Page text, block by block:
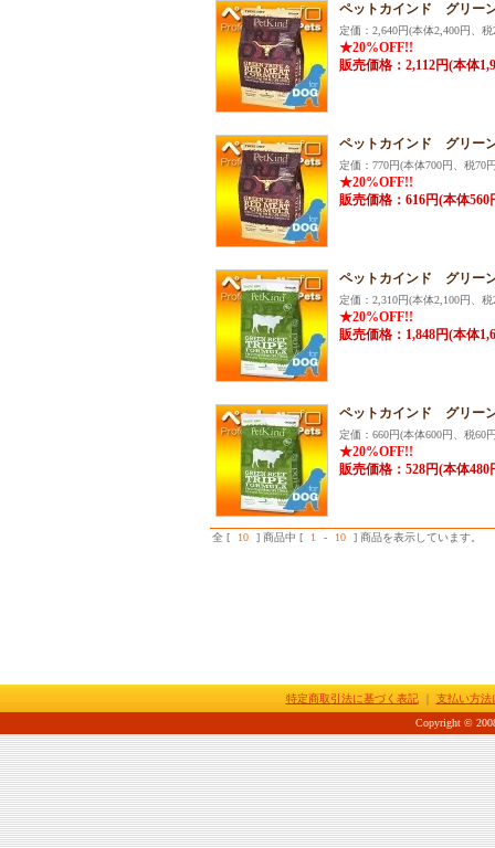
ペットカインド グリー
定価：2,640円(本体2,400円、税
★20%OFF!!
販売価格：2,112円(本体
ペットカインド グリー
定価：770円(本体700円、税70
★20%OFF!!
販売価格：616円(本体560
ペットカインド グリー
定価：2,310円(本体2,100円、税
★20%OFF!!
販売価格：1,848円(本体
ペットカインド グリー
定価：660円(本体600円、税60
★20%OFF!!
販売価格：528円(本体480
全 [ 10 ] 商品中 [ 1 - 10 ] 商品を表示しています。
特定商取引法に基づく表記｜ 支払い方法
Copyright ©